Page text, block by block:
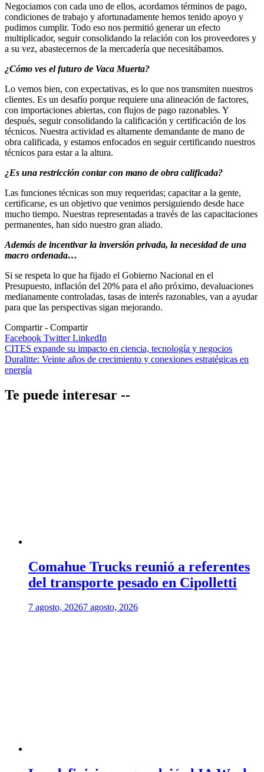
Negociamos con cada uno de ellos, acordamos términos de pago,
condiciones de trabajo y afortunadamente hemos tenido apoyo y
pudimos cumplir. Todo eso nos permitió generar un efecto
multiplicador, seguir consolidando la relación con los proveedores y
a su vez, abastecernos de la mercadería que necesitábamos.
¿Cómo ves el futuro de Vaca Muerta?
Lo vemos bien, con expectativas, es lo que nos transmiten nuestros
clientes. Es un desafío porque requiere una alineación de factores,
con importaciones abiertas, con flujos de pago razonables. Y
después, seguir consolidando la calificación y certificación de los
técnicos. Nuestra actividad es altamente demandante de mano de
obra calificada, y estamos enfocados en seguir certificando nuestros
técnicos para estar a la altura.
¿Es una restricción contar con mano de obra calificada?
Las funciones técnicas son muy requeridas; capacitar a la gente,
certificarse, es un objetivo que venimos persiguiendo desde hace
mucho tiempo. Nuestras representadas a través de las capacitaciones
permanentes, han sido nuestro gran aliado.
Además de incentivar la inversión privada, la necesidad de una
macro ordenada…
Si se respeta lo que ha fijado el Gobierno Nacional en el
Presupuesto, inflación del 20% para el año próximo, devaluaciones
medianamente controladas, tasas de interés razonables, van a ayudar
para que las perspectivas sigan mejorando.
Compartir
Facebook TwitterLinkedIn
Navegación
de
CITES expande su impacto en ciencia, tecnología y negocios
Duralitte: Veinte años de crecimiento y conexiones estratégicas en
energía
Te puede interesar --
Comahue Trucks reunió a referentes
del transporte pesado en Cipolletti
7 agosto, 20267 agosto, 2026